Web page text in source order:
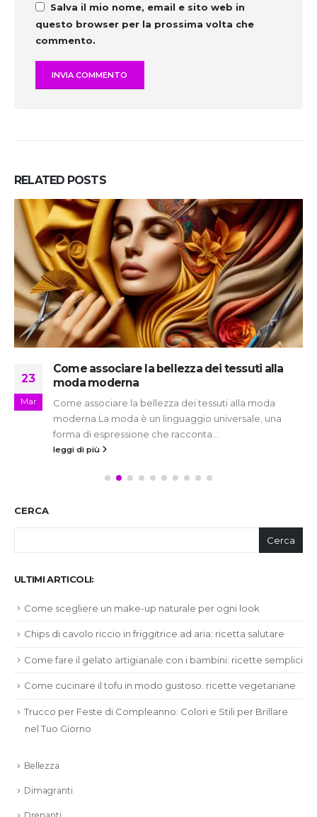
Salva il mio nome, email e sito web in
questo browser per la prossima volta che
commento.
RELATED POSTS
23
Mar
Come associare la bellezza dei tessuti alla
moda moderna
Come associare la bellezza dei tessuti alla moda
moderna La moda è un linguaggio universale, una
forma di espressione che racconta...
leggi di più
CERCA
Cerca
ULTIMI ARTICOLI:
Come scegliere un make-up naturale per ogni look
Chips di cavolo riccio in friggitrice ad aria: ricetta salutare
Come fare il gelato artigianale con i bambini: ricette semplici
Come cucinare il tofu in modo gustoso: ricette vegetariane
Trucco per Feste di Compleanno: Colori e Stili per Brillare
nel Tuo Giorno
Bellezza
Dimagranti